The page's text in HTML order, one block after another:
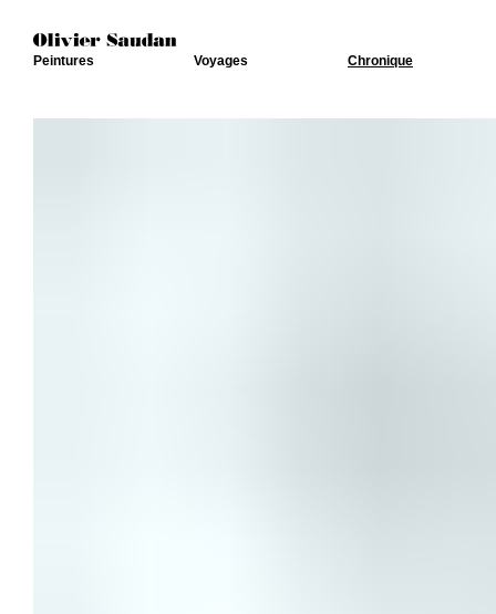
Peintures Voyages Chronique